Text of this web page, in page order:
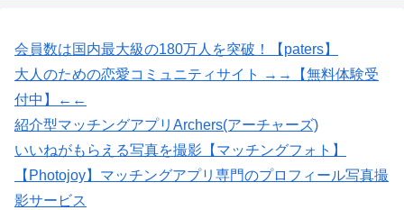
会員数は国内最大級の180万人を突破！【paters】
大人のための恋愛コミュニティサイト →→【無料体験受
付中】←←
紹介型マッチングアプリArchers(アーチャーズ)
いいねがもらえる写真を撮影【マッチングフォト】
【Photojoy】マッチングアプリ専門のプロフィール写真撮
影サービス